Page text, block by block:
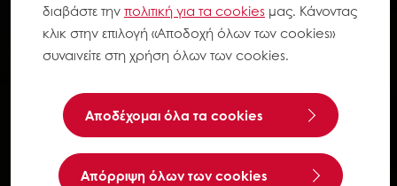
διαβάστε τηνπολιτική για τα cookies μας. Κάνοντας
κλικ στην επιλογή «Αποδοχή όλων των cookies»
συναινείτε στη χρήση όλων των cookies.
Αποδέχομαι όλα τα cookies
Aπόρριψη όλων των cookies